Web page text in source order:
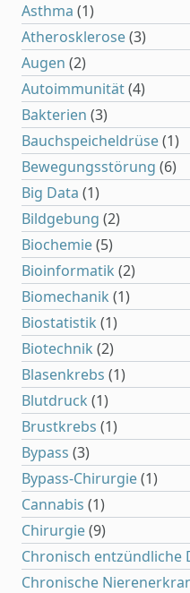
Asthma (1)
Atherosklerose(3)
Augen (2)
Autoimmunität(4)
Bakterien (3)
Bauchspeicheldrüse(1)
Bewegungsstörung (6)
Big Data (1)
Bildgebung (2)
Biochemie(5)
Bioinformatik (2)
Biomechanik (1)
Biostatistik (1)
Biotechnik (2)
Blasenkrebs (1)
Blutdruck (1)
Brustkrebs (1)
Bypass (3)
Bypass-Chirurgie(1)
Cannabis (1)
Chirurgie(9)
Chronisch
Chronische